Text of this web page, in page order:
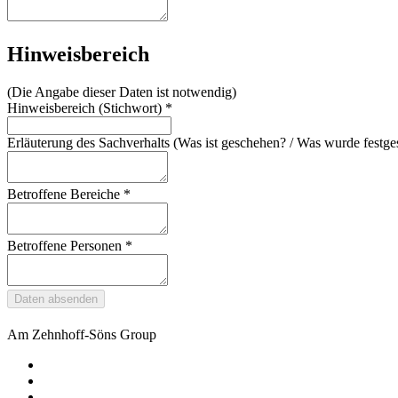
Hinweisbereich
(Die Angabe dieser Daten ist notwendig)
Hinweisbereich (Stichwort) *
Erläuterung des Sachverhalts (Was ist geschehen? / Was wurde
Betroffene Bereiche *
Betroffene Personen *
Daten absenden
Am Zehnhoff-Söns Group